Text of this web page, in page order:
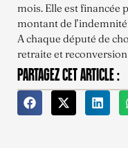
mois. Elle est financée
montant de
A chaque député de
retraite et
PARTAGEZ CET ARTICLE :